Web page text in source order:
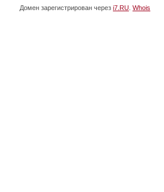
Домен зарегистрирован через i7.RU Whois